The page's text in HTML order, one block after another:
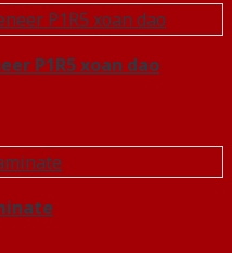
P1R5 xoan dao